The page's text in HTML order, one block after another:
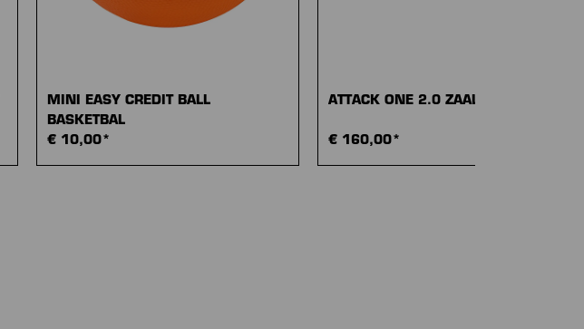
MINI EASY CREDIT BALL
BASKETBAL
€ 10,00*
ATTACK ONE 2.0 ZAALSCHOENEN
€ 160,00*